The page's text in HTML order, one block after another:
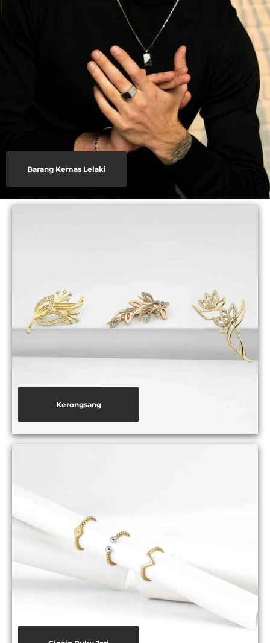
Barang Kemas Lelaki
Kerongsang